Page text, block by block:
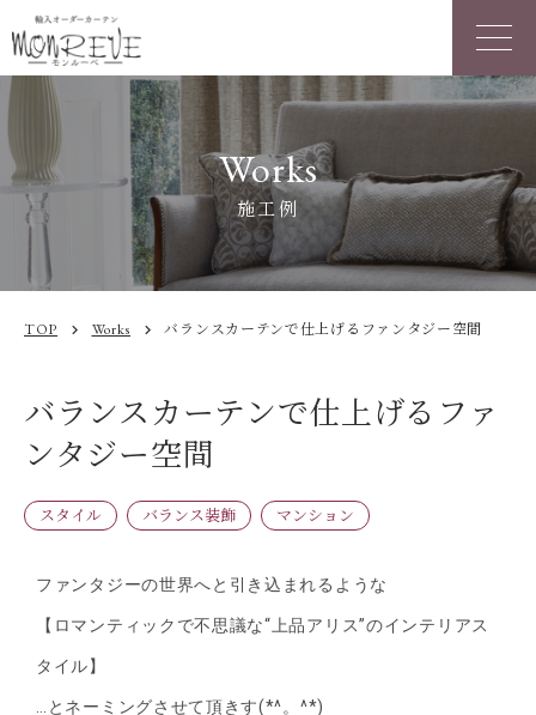
Works
施工例
TOP chevron_right Works chevron_right バランスカーテンで仕上げるファンタジー空間
バランスカーテンで仕上げるファ
ンタジー空間
スタイル バランス装飾 マンション
ファンタジーの世界へと引き込まれるような
【ロマンティックで不思議な“上品アリス”のインテリアス
タイル】
…とネーミングさせて頂きす(*^。^*)